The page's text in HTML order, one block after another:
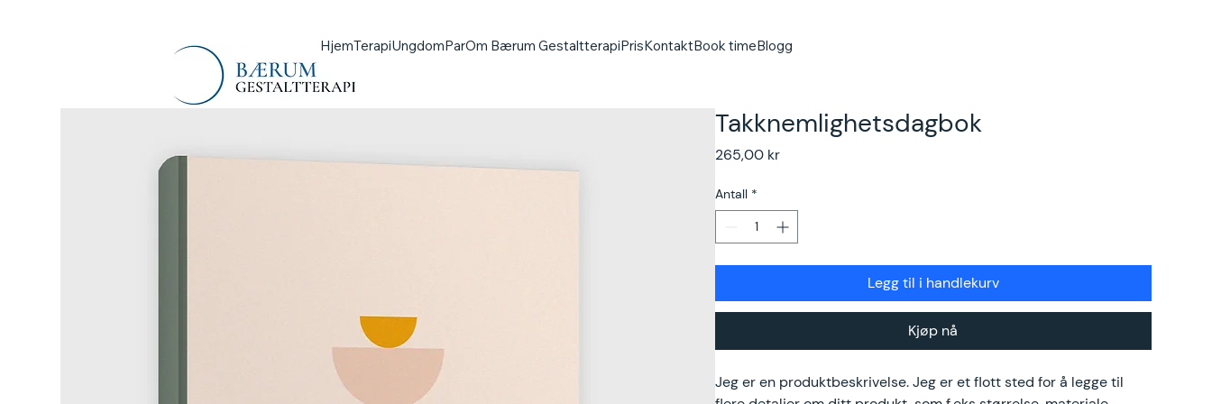
HjemTerapiUngdomParOm Bærum GestaltterapiPrisKontaktBook timeBlogg
Takknemlighetsdagbok
265,00 krPris
Antall *
Legg til i handlekurv
Kjøp nå
Jeg er en produktbeskrivelse. Jeg er et flott sted for å legge til